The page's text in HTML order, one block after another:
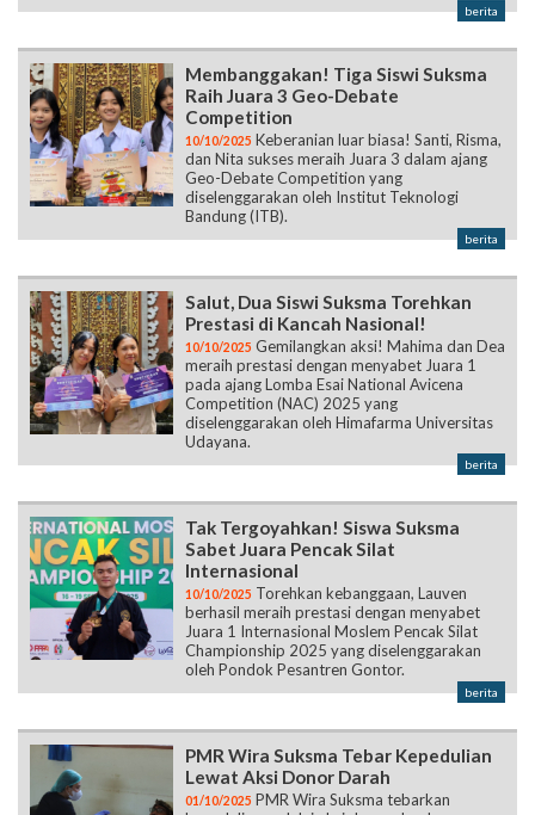
berita
Membanggakan! Tiga Siswi Suksma
Raih Juara 3 Geo-Debate
Competition
10/10/2025 Keberanian luar biasa! Santi, Risma,
dan Nita sukses meraih Juara 3 dalam ajang
Geo-Debate Competition yang
diselenggarakan oleh Institut Teknologi
Bandung (ITB).
berita
Salut, Dua Siswi Suksma Torehkan
Prestasi di Kancah Nasional!
10/10/2025 Gemilangkan aksi! Mahima dan Dea
meraih prestasi dengan menyabet Juara 1
pada ajang Lomba Esai National Avicena
Competition (NAC) 2025 yang
diselenggarakan oleh Himafarma Universitas
Udayana.
berita
Tak Tergoyahkan! Siswa Suksma
Sabet Juara Pencak Silat
Internasional
10/10/2025 Torehkan kebanggaan, Lauven
berhasil meraih prestasi dengan menyabet
Juara 1 Internasional Moslem Pencak Silat
Championship 2025 yang diselenggarakan
oleh Pondok Pesantren Gontor.
berita
PMR Wira Suksma Tebar Kepedulian
Lewat Aksi Donor Darah
01/10/2025 PMR Wira Suksma tebarkan